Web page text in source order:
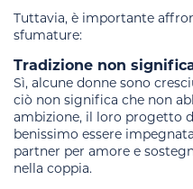
Tuttavia, è importante
sfumature:
Tradizione non
Sì, alcune donne sono
ciò non significa che non
ambizione, il loro progetto
benissimo essere
partner per amore e
nella coppia.